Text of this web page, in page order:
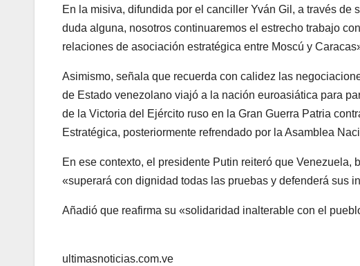
En la misiva, difundida por el canciller Yván Gil, a través de
duda alguna, nosotros continuaremos el estrecho trabajo
relaciones de asociación estratégica entre Moscú y
Asimismo, señala que recuerda con calidez las
de Estado venezolano viajó a la nación euroasiática para
de la Victoria del Ejército ruso en la Gran Guerra Patria
Estratégica, posteriormente refrendado por la Asamblea
En ese contexto, el presidente Putin reiteró que
«superará con dignidad todas las pruebas y defenderá sus
Añadió que reafirma su «solidaridad inalterable con el
ultimasnoticias.com.ve